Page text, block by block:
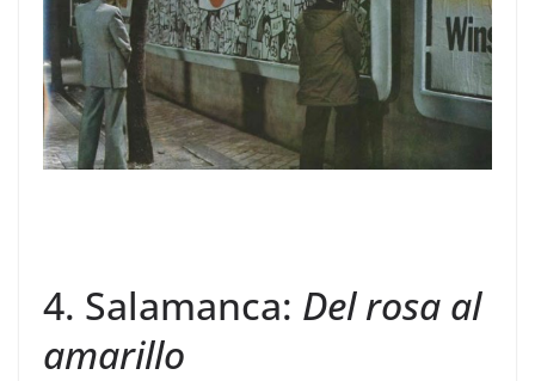
4. Salamanca: Del rosa al
amarillo